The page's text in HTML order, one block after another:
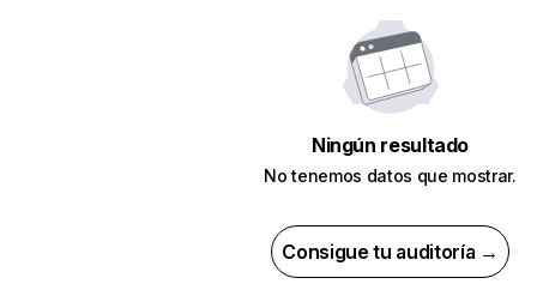
Ningún resultado
No tenemos datos que mostrar.
Consigue tu auditoría →